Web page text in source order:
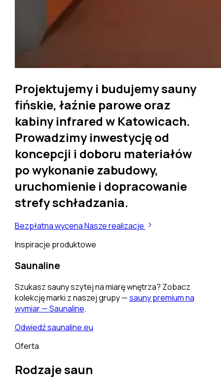
Projektujemy i budujemysauny
fińskie, łaźnie parowe oraz
kabiny infrared w Katowicach.
Prowadzimy inwestycję od
koncepcji i doboru materiałów
po wykonanie zabudowy,
uruchomienie i dopracowanie
strefy schładzania.
Bezpłatna wycenaNasze realizacje
Inspiracje produktowe
Saunaline
Szukasz sauny szytej na miarę wnętrza? Zobacz
kolekcję marki z naszej grupy —sauny premium na
wymiar — Saunaline.
Odwiedź saunaline.eu
Oferta
Rodzaje saun